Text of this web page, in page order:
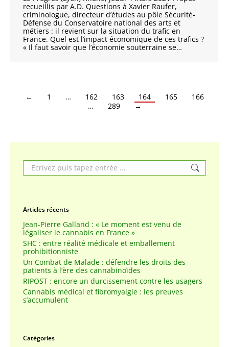
recueillis par A.D. Questions à Xavier Raufer,
criminologue, directeur d’études au pôle Sécurité-
Défense du Conservatoire national des arts et
métiers : il revient sur la situation du trafic en
France. Quel est l’impact économique de ces trafics ?
« Il faut savoir que l’économie souterraine se…
← 1 … 162 163 164 165
166
…
289 →
Search:
Articles récents
Jean-Pierre Galland : « Le moment est venu de
légaliser le cannabis en France »
SHC : entre réalité médicale et emballement
prohibitionniste
Un Combat de Malade : défendre les droits des
patients à l’ère des cannabinoïdes
RIPOST : encore un durcissement contre les usagers
Cannabis médical et fibromyalgie : les preuves
s’accumulent
Catégories